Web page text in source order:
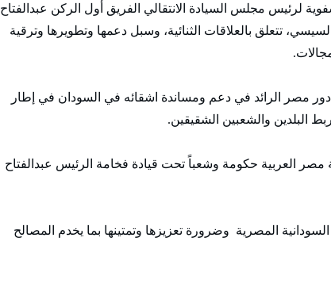
لرئيس مجلس السيادة الانتقالي الفريق أول الركن عبدالفتاح
تتعلق بالعلاقات الثنائية، وسبل دعمها وتطويرها وترقية
مصر الرائد في دعم ومساندة اشقائه في السودان في إطار
تربط البلدين والشعبين الشقيقين.
العربية حكومة وشعباً تحت قيادة فخامة الرئيس عبدالفتاح
المصرية وضرورة تعزيزها وتمتينها بما يخدم المصالح